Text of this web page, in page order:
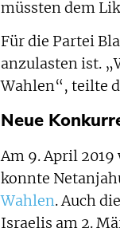
müssten dem
Für die Partei
anzulasten ist.
Wahlen“, teilte
Neue
Am 9. April 2019
konnte
Wahlen. Auch
Israelis am 2.